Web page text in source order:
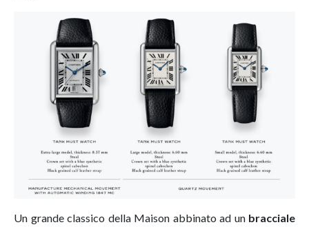
Un grande classico della Maison abbinato ad un bracciale